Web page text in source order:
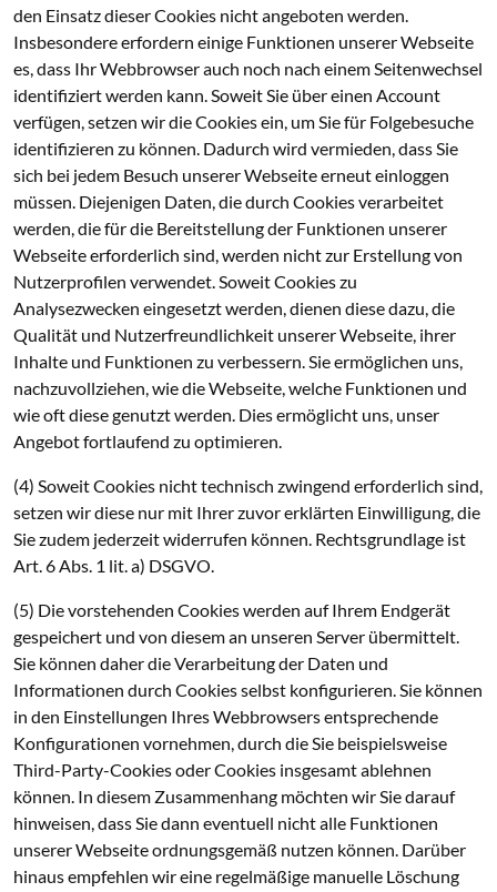
den Einsatz dieser Cookies nicht angeboten werden.
Insbesondere erfordern einige Funktionen unserer Webseite
es, dass Ihr Webbrowser auch noch nach einem Seitenwechsel
identifiziert werden kann. Soweit Sie über einen Account
verfügen, setzen wir die Cookies ein, um Sie für Folgebesuche
identifizieren zu können. Dadurch wird vermieden, dass Sie
sich bei jedem Besuch unserer Webseite erneut einloggen
müssen. Diejenigen Daten, die durch Cookies verarbeitet
werden, die für die Bereitstellung der Funktionen unserer
Webseite erforderlich sind, werden nicht zur Erstellung von
Nutzerprofilen verwendet. Soweit Cookies zu
Analysezwecken eingesetzt werden, dienen diese dazu, die
Qualität und Nutzerfreundlichkeit unserer Webseite, ihrer
Inhalte und Funktionen zu verbessern. Sie ermöglichen uns,
nachzuvollziehen, wie die Webseite, welche Funktionen und
wie oft diese genutzt werden. Dies ermöglicht uns, unser
Angebot fortlaufend zu optimieren.
(4) Soweit Cookies nicht technisch zwingend erforderlich sind,
setzen wir diese nur mit Ihrer zuvor erklärten Einwilligung, die
Sie zudem jederzeit widerrufen können. Rechtsgrundlage ist
Art. 6 Abs. 1 lit. a) DSGVO.
(5) Die vorstehenden Cookies werden auf Ihrem Endgerät
gespeichert und von diesem an unseren Server übermittelt.
Sie können daher die Verarbeitung der Daten und
Informationen durch Cookies selbst konfigurieren. Sie können
in den Einstellungen Ihres Webbrowsers entsprechende
Konfigurationen vornehmen, durch die Sie beispielsweise
Third-Party-Cookies oder Cookies insgesamt ablehnen
können. In diesem Zusammenhang möchten wir Sie darauf
hinweisen, dass Sie dann eventuell nicht alle Funktionen
unserer Webseite ordnungsgemäß nutzen können. Darüber
hinaus empfehlen wir eine regelmäßige manuelle Löschung